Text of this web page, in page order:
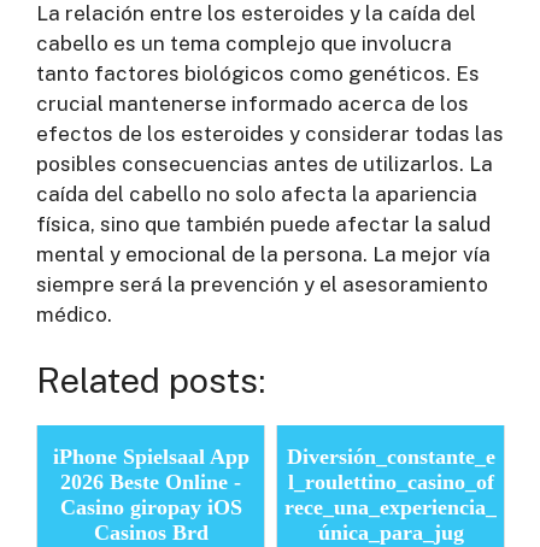
La relación entre los esteroides y la caída del
cabello es un tema complejo que involucra
tanto factores biológicos como genéticos. Es
crucial mantenerse informado acerca de los
efectos de los esteroides y considerar todas las
posibles consecuencias antes de utilizarlos. La
caída del cabello no solo afecta la apariencia
física, sino que también puede afectar la salud
mental y emocional de la persona. La mejor vía
siempre será la prevención y el asesoramiento
médico.
Related posts:
iPhone Spielsaal App
2026 Beste Online -
Casino giropay iOS
Casinos Brd
Diversión_constante_e
l_roulettino_casino_of
rece_una_experiencia_
única_para_jug